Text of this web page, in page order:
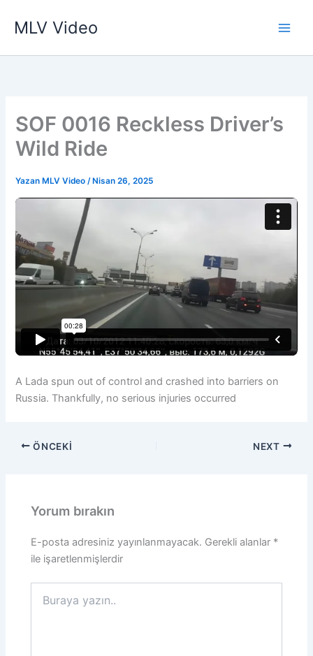
atlaMLV Video
SOF 0016 Reckless Driver’s
Wild Ride
Yazan MLV Video/ Nisan 26, 2025
A Lada spun out of control and crashed into barriers on
Russia. Thankfully, no serious injuries occurred
ÖNCEKI NEXT
Yorum bırakın
E-posta adresiniz yayınlanmayacak. Gerekli alanlar *
ile işaretlenmişlerdir
yazın..